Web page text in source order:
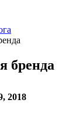
бренда
2018